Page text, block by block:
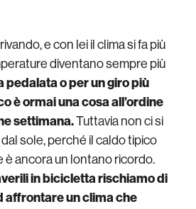
e con lei il clima si fa più
diventano sempre più
pedalata o per un giro più
è ormai una cosa all’ordine
settimana.Tuttavia non ci si
sole, perché il caldo tipico
è ancora un lontano ricordo.
in bicicletta rischiamo di
affrontare un clima che